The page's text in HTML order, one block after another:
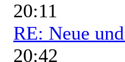
20:11
RE: Neue
20:42